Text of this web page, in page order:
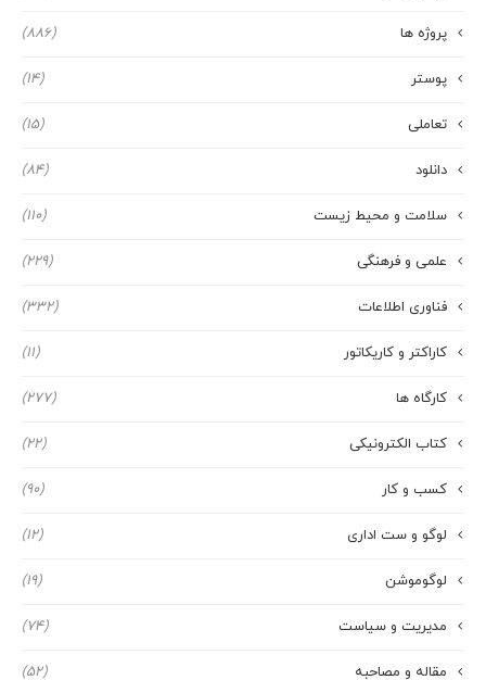
پروژه ها (886)
پوستر (14)
تعاملی (15)
دانلود (84)
سلامت و محیط زیست (110)
علمی و فرهنگی (229)
فناوری اطلاعات (332)
کاراکتر و کاریکاتور (11)
کارگاه ها (277)
کتاب الکترونیکی (22)
کسب و کار (90)
لوگو و ست اداری (12)
لوگوموشن (19)
مدیریت و سیاست (74)
مقاله و مصاحبه (52)